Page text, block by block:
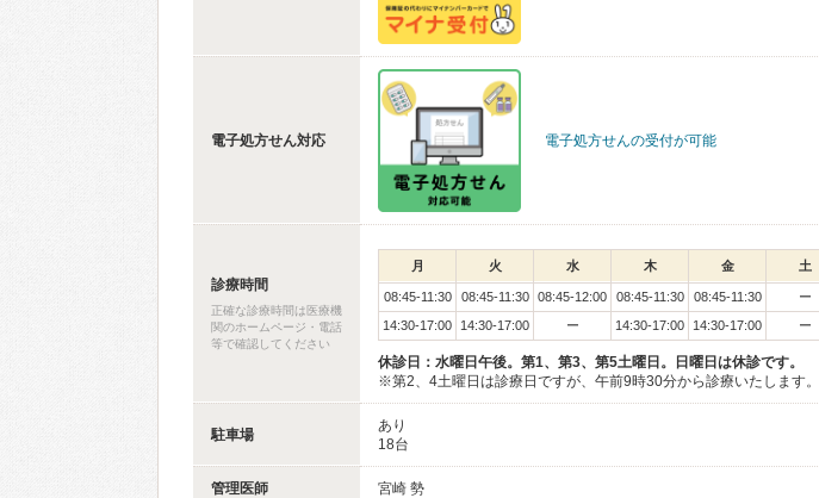
電子処方せん対応 電子処方せんの受付が可能
診療時間
正確な診療時間は医療機
関のホームページ・電話
等で確認してください
月 火 水 木 金 土
08:45-11:30 08:45-11:30 08:45-12:00 08:45-11:30 08:45-11:30 ー
14:30-17:00
14:30-17:00 ー 14:30-17:00 14:30-17:00 ー
休診日：水曜日午後。第1、第3、第5土曜日。日曜日は休診です。
※第2、4土曜日は診療日ですが、午前9時30分から診療いたします。
駐車場
あり
18台
管理医師 宮崎 勢